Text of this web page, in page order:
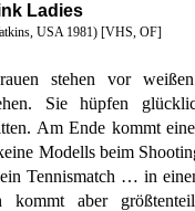
Ladies
USA 1981) [VHS, OF]
stehen vor
Sie hüpfen
Am Ende kommt
Modells beim
Tennismatch … in
kommt aber